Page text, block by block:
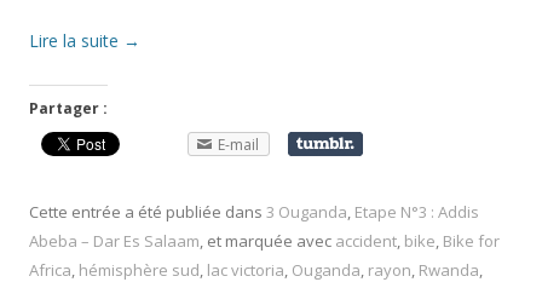
Lire la suite →
Partager :
E-mail
Cette entrée a été publiée dans 3 Ouganda, Etape N°3 : Addis
Abeba – Dar Es Salaam, et marquée avec accident, bike, Bike for
Africa, hémisphère sud, lac victoria, Ouganda, rayon, Rwanda,